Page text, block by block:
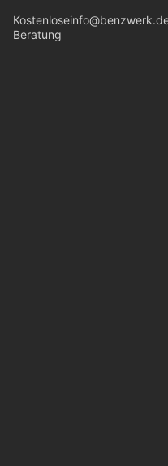
Kostenlose
Beratung